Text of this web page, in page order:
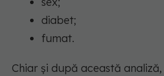
diabet;
fumat.
Chiar și după această